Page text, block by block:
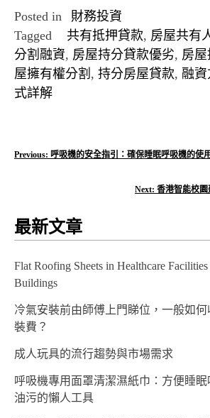
Posted in
財務投資
Tagged
共有抵押貸款, 房屋共有
分割融資, 房屋持分貸款優劣, 房
屋擁有權分割 , 持分房屋貸款, 融
式詳解
文
覽
Previous: 呼吸機的安全指引：確保睡眠呼吸機的使
Next: 香港智能校
最新文章
Flat Roofing Sheets in Healthcare
Buildings
冷氣安裝前由師傅上門睇位，一般如
裝費？
成人玩具的流行趨勢與市場需求
呼吸機專用面罩清潔濕紙巾：方便睡
油污的懶人工具